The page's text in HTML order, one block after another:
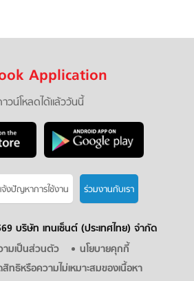
Application
วน์โหลดได้แล้ววันนี้
จ้งปัญหาการใช้งาน ร่วมงานกับเรา
บริษัท เทนเซ็นต์ (ประเทศไทย) จำกัด
ามเป็นส่วนตัว
นโยบายคุกกี้
สิทธิหรือความไม่เหมาะสมของเนื้อหา